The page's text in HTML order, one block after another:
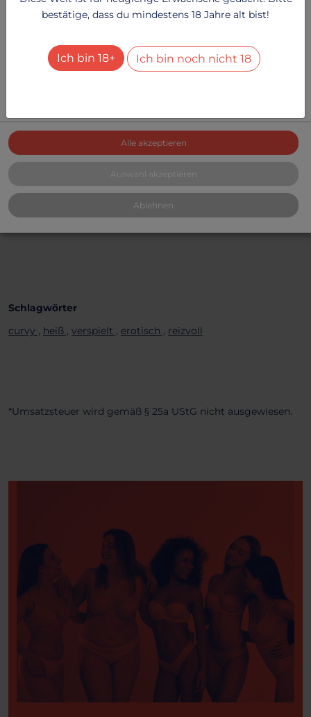
bestätige, dass du mindestens 18 Jahre alt bist!
Ich bin 18+ Ich bin noch nicht 18
FOTO
Lack und Leder
Mindestens 25 Bilder mit
Gesicht
Schlagwörter
curvy , heiß , verspielt , erotisch , reizvoll
*Umsatzsteuer wird gemäß § 25a UStG nicht ausgewiesen.
Besucher-Statistiken
Alle Dienste aktivieren oder deaktivieren
Ablehnen
Auswahl akzeptieren
Alle akzeptieren